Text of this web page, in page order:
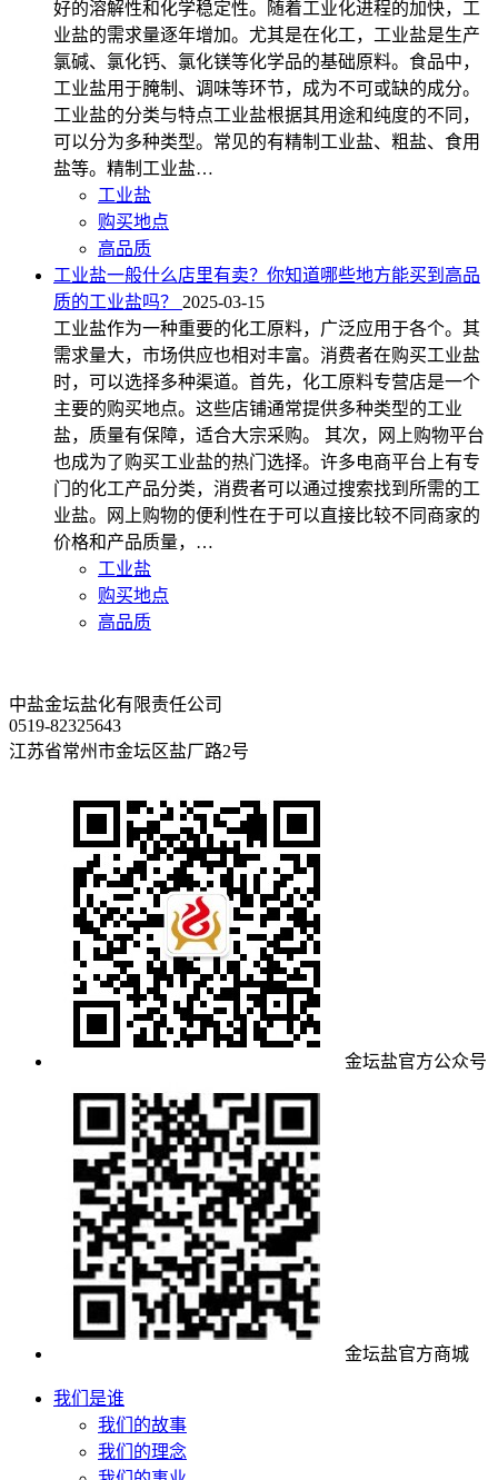
好的溶解性和化学稳定性。随着工业化进程的加快，工
业盐的需求量逐年增加。尤其是在化工，工业盐是生产
氯碱、氯化钙、氯化镁等化学品的基础原料。食品中，
工业盐用于腌制、调味等环节，成为不可或缺的成分。
工业盐的分类与特点工业盐根据其用途和纯度的不同，
可以分为多种类型。常见的有精制工业盐、粗盐、食用
盐等。精制工业盐…
工业盐
购买地点
高品质
工业盐一般什么店里有卖？你知道哪些地方能买到高品
质的工业盐吗？
2025-03-15
工业盐作为一种重要的化工原料，广泛应用于各个。其
需求量大，市场供应也相对丰富。消费者在购买工业盐
时，可以选择多种渠道。首先，化工原料专营店是一个
主要的购买地点。这些店铺通常提供多种类型的工业
盐，质量有保障，适合大宗采购。 其次，网上购物平台
也成为了购买工业盐的热门选择。许多电商平台上有专
门的化工产品分类，消费者可以通过搜索找到所需的工
业盐。网上购物的便利性在于可以直接比较不同商家的
价格和产品质量，…
工业盐
购买地点
高品质
中盐金坛盐化有限责任公司
0519-82325643
江苏省常州市金坛区盐厂路2号
金坛盐官方公众号
金坛盐官方商城
我们是谁
我们的故事
我们的理念